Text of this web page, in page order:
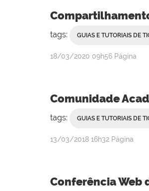
tags: GUIAS E TUTORIAIS DE
por
publicado
18/03/2020 09h56 Página
Comunidade
tags: GUIAS E TUTORIAIS DE
por
publicado
13/03/2018 16h32 Página
Conferência Web